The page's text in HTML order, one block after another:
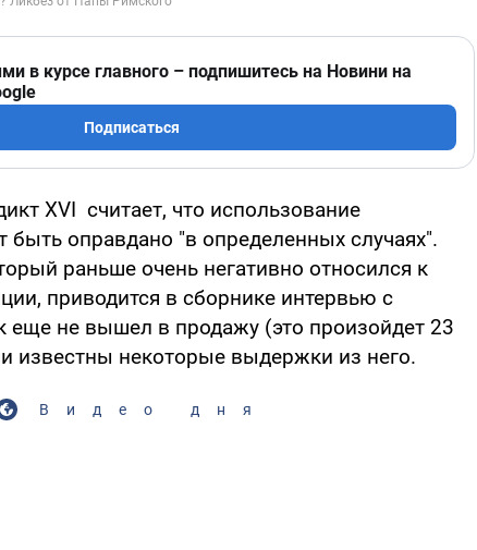
в курсе главного – подпишитесь на Новини на
Подписаться
XVI считает, что использование
быть оправдано "в определенных случаях".
раньше очень негативно относился к
приводится в сборнике интервью с
еще не вышел в продажу (это произойдет 23
известны некоторые выдержки из него.
Видео дня